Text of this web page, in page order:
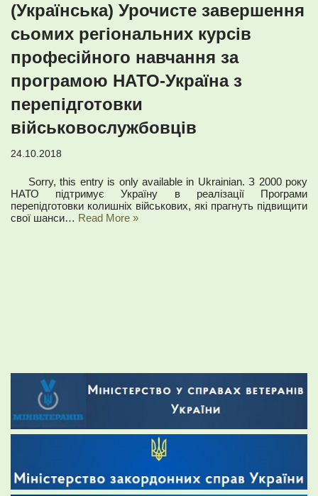
(Українська) Урочисте завершення
сьомих регіональних курсів
професійного навчання за
програмою НАТО-Україна з
перепідготовки
військовослужбовців
24.10.2018
Sorry, this entry is only available in Ukrainian. З 2000 року
НАТО підтримує Україну в реалізації Програми
перепідготовки колишніх військових, які прагнуть підвищити
свої шанси… Read More »